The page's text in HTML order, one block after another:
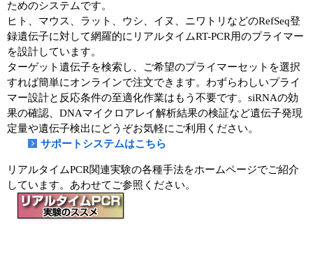
ためのシステムです。
ヒト、マウス、ラット、ウシ、イヌ、ニワトリなどのRefSeq登
録遺伝子に対して網羅的にリアルタイムRT-PCR用のプライマー
を設計しています。
ターゲット遺伝子を検索し、ご希望のプライマーセットを選択
すれば簡単にオンラインで注文できます。わずらわしいプライ
マー設計と反応条件の至適化作業はもう不要です。siRNAの効
果の確認、DNAマイクロアレイ解析結果の検証など遺伝子発現
定量や遺伝子検出にどうぞお気軽にご利用ください。
サポートシステムはこちら
リアルタイムPCR関連実験の各種手法をホームページでご紹介
しています。あわせてご参照ください。